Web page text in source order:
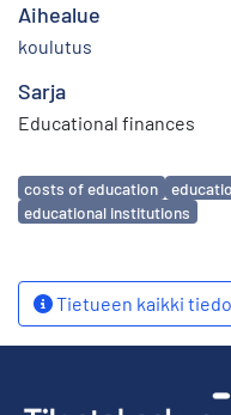
Aihealue
koulutus
Sarja
Educational finances
Avainsanat
costs of education
educational institutions
Tietueen kaikki